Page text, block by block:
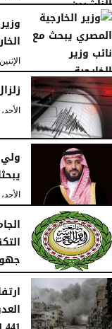
الإثنين، 26 يناير
زلزال بقوة
الأحد، 25 يناير 2026
الأحد، 18 يناير 2026
الجمعة، 16 يناير 2026 09:09 مـ